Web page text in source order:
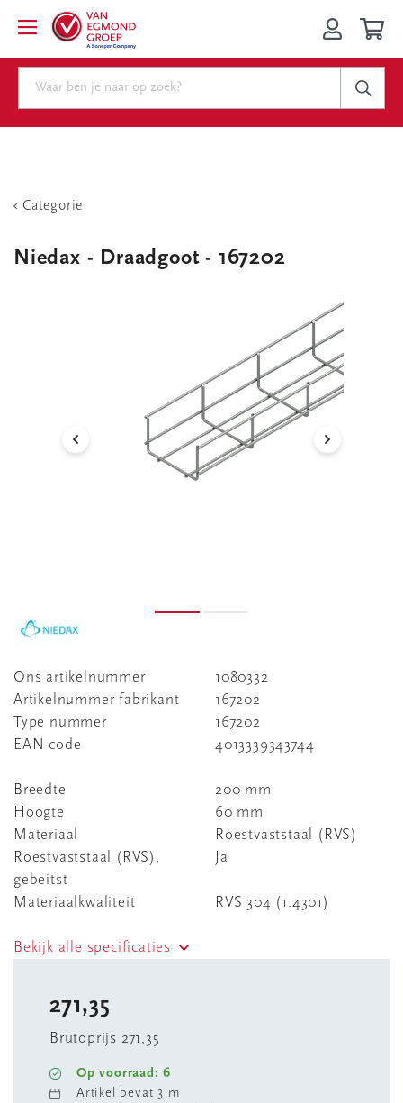
Categorie
Niedax - Draadgoot - 167202
Ons artikelnummer
1080332
Artikelnummer fabrikant
167202
Type nummer
167202
EAN-code
4013339343744
Breedte
200 mm
Hoogte
60 mm
Materiaal
Roestvaststaal (RVS)
Roestvaststaal (RVS),
gebeitst
Ja
Materiaalkwaliteit RVS 304 (1.4301)
Bekijk alle specificaties
271,35
Brutoprijs 271,35
Op voorraad: 6
Artikel bevat 3 m